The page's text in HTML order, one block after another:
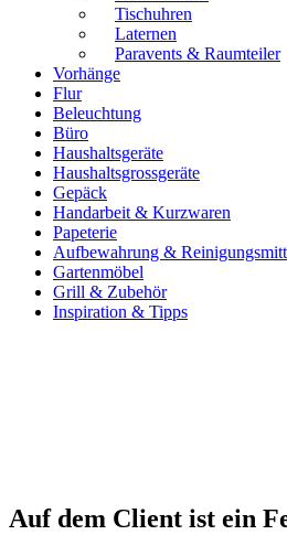
Tischuhren
Laternen
Paravents & Raumteiler
Vorhänge
Flur
Beleuchtung
Büro
Haushaltsgeräte
Haushaltsgrossgeräte
Gepäck
Handarbeit & Kurzwaren
Papeterie
Aufbewahrung &
Gartenmöbel
Grill & Zubehör
Inspiration & Tipps
Auf dem Client ist ein